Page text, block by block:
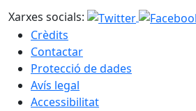
Xarxes socials:
Crèdits
Contactar
Protecció de dades
Avís legal
Accessibilitat